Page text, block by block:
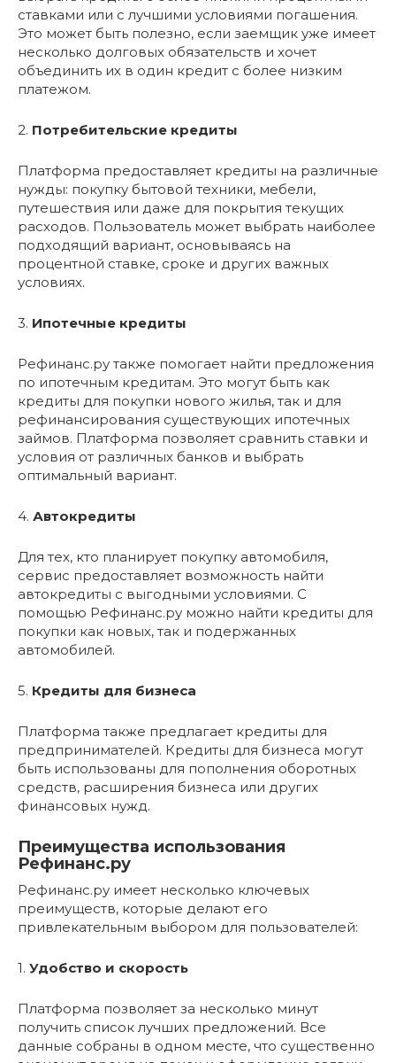
ставками или с лучшими условиями погашения.
Это может быть полезно, если заемщик уже имеет
несколько долговых обязательств и хочет
объединить их в один кредит с более низким
платежом.
2. Потребительские кредиты
Платформа предоставляет кредиты на различные
нужды: покупку бытовой техники, мебели,
путешествия или даже для покрытия текущих
расходов. Пользователь может выбрать наиболее
подходящий вариант, основываясь на
процентной ставке, сроке и других важных
условиях.
3. Ипотечные кредиты
Рефинанс.ру также помогает найти предложения
по ипотечным кредитам. Это могут быть как
кредиты для покупки нового жилья, так и для
рефинансирования существующих ипотечных
займов. Платформа позволяет сравнить ставки и
условия от различных банков и выбрать
оптимальный вариант.
4. Автокредиты
Для тех, кто планирует покупку автомобиля,
сервис предоставляет возможность найти
автокредиты с выгодными условиями. С
помощью Рефинанс.ру можно найти кредиты для
покупки как новых, так и подержанных
автомобилей.
5. Кредиты для бизнеса
Платформа также предлагает кредиты для
предпринимателей. Кредиты для бизнеса могут
быть использованы для пополнения оборотных
средств, расширения бизнеса или других
финансовых нужд.
Преимущества использования
Рефинанс.ру
Рефинанс.ру имеет несколько ключевых
преимуществ, которые делают его
привлекательным выбором для пользователей:
1. Удобство и скорость
Платформа позволяет за несколько минут
получить список лучших предложений. Все
данные собраны в одном месте, что существенно